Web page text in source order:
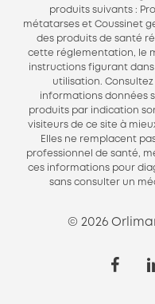
produits suivants :
métatarses et Coussinet
des produits de santé
cette réglementation, le
instructions figurant
utilisation.
informations données
produits par indication
visiteurs de ce site à
Elles ne remplacent
professionnel de santé,
ces informations pour
sans consulter un
© 2026